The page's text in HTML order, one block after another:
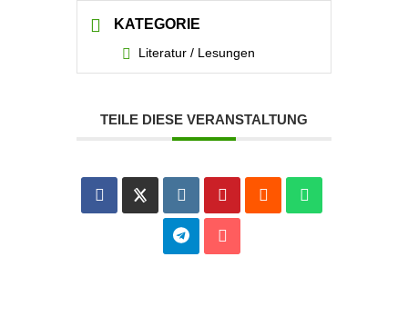
KATEGORIE
Literatur / Lesungen
TEILE DIESE VERANSTALTUNG